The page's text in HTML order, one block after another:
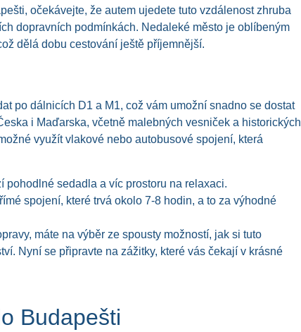
očekávejte, že autem ujedete tuto vzdálenost zhruba
dopravních podmínkách. Nedaleké město je oblíbeným
dělá dobu cestování ještě příjemnější.
po dálnicích D1 a M1, což vám umožní snadno se dostat
i Maďarska, včetně malebných vesniček a historických
využít vlakové nebo autobusové spojení, která
sedadla a víc prostoru na relaxaci.
spojení, které trvá okolo 7-8 hodin, a to za výhodné
máte na výběr ze spousty možností, jak si tuto
Nyní se připravte na zážitky, které vás čekají v krásné
Budapešti